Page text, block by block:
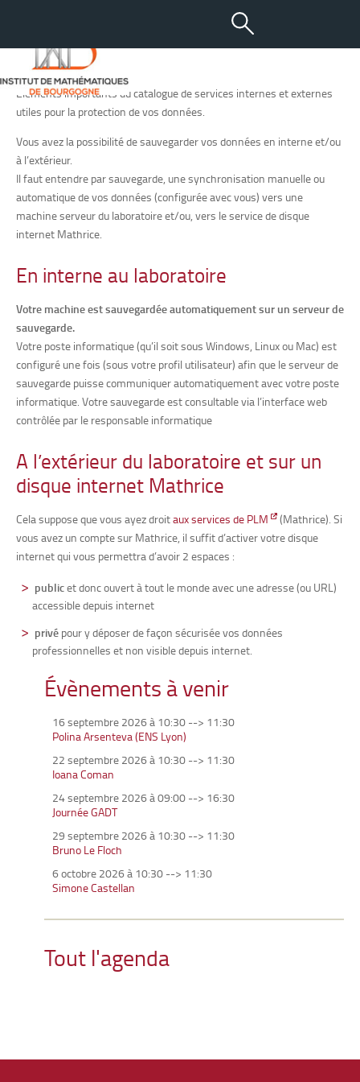
Sauvegarde – Dépôt –
Synchronisation
Éléments importants du catalogue de services internes et externes
utiles pour la protection de vos données.
Vous avez la possibilité de sauvegarder vos données en interne et/ou
à l’extérieur.
Il faut entendre par sauvegarde, une synchronisation manuelle ou
automatique de vos données (configurée avec vous) vers une
machine serveur du laboratoire et/ou, vers le service de disque
internet Mathrice.
En interne au laboratoire
Votre machine est sauvegardée automatiquement sur un serveur de
sauvegarde.
Votre poste informatique (qu’il soit sous Windows, Linux ou Mac) est
configuré une fois (sous votre profil utilisateur) afin que le serveur de
sauvegarde puisse communiquer automatiquement avec votre poste
informatique. Votre sauvegarde est consultable via l’interface web
contrôlée par le responsable informatique
A l’extérieur du laboratoire et sur un
disque internet Mathrice
Cela suppose que vous ayez droitaux services de PLM (Mathrice). Si
vous avez un compte sur Mathrice, il suffit d’activer votre disque
internet qui vous permettra d’avoir 2 espaces :
publicet donc ouvert à tout le monde avec une adresse (ou URL)
accessible depuis internet
privé pour y déposer de façon sécurisée vos données
professionnelles et non visible depuis internet.
Évènements à venir
16 septembre 2026 à 10:30 --> 11:30
Polina Arsenteva (ENS Lyon)
22 septembre 2026 à 10:30 --> 11:30
Ioana Coman
24 septembre 2026 à 09:00 --> 16:30
Journée GADT
29 septembre 2026 à 10:30 --> 11:30
Bruno Le Floch
6 octobre 2026 à 10:30 --> 11:30
Simone Castellan
Tout l'agenda